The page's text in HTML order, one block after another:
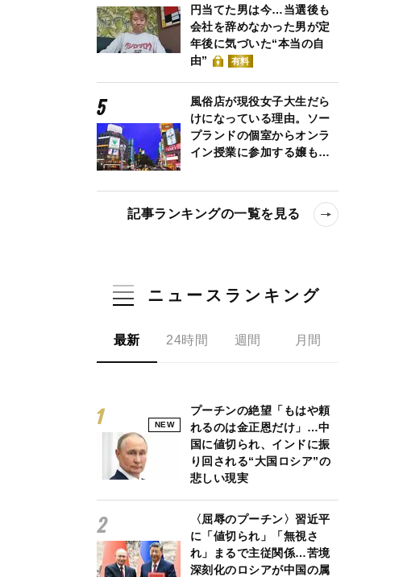
円当てた男は今…当選後も
会社を辞めなかった男が定
年後に気づいた“本当の自
由”
有料
風俗店が現役女子大生だら
けになっている理由。ソー
プランドの個室からオンラ
イン授業に参加する嬢も…
記事ランキングの一覧を見る
ニュースランキング
最新 24時間 週間 月間
NEW
プーチンの絶望「もはや頼
れるのは金正恩だけ」…中
国に値切られ、インドに振
り回される“大国ロシア”の
悲しい現実
〈屈辱のプーチン〉習近平
に「値切られ」「無視さ
れ」まるで主従関係…苦境
深刻化のロシアが中国の属